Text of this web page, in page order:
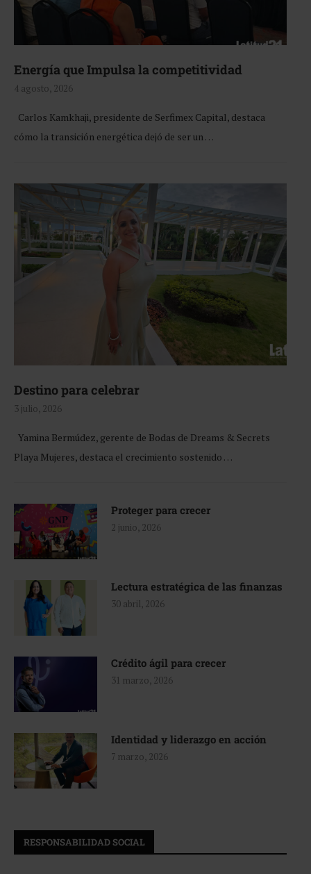
Energía que Impulsa la competitividad
4 agosto, 2026
Carlos Kamkhaji, presidente de Serfimex Capital, destaca
cómo la transición energética dejó de ser un …
Destino para celebrar
3 julio, 2026
Yamina Bermúdez, gerente de Bodas de Dreams & Secrets
Playa Mujeres, destaca el crecimiento sostenido …
Proteger para crecer
2 junio, 2026
Lectura estratégica de las finanzas
30 abril, 2026
Crédito ágil para crecer
31 marzo, 2026
Identidad y liderazgo en acción
7 marzo, 2026
RESPONSABILIDAD SOCIAL